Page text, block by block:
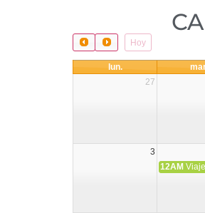
Hoy
lun.
27
3
12AM